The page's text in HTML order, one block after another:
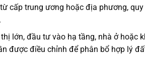
cấp trung ương hoặc địa phương, quy
lớn, đầu tư vào hạ tầng, nhà ở hoặc
được điều chỉnh để phân bổ hợp lý